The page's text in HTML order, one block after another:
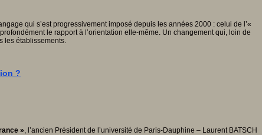
qui s’est progressivement imposé depuis les années 2000 : celui de l’«
le rapport à l’orientation elle-même. Un changement qui, loin de
les établissements.
?
», l’ancien Président de l’université de Paris-Dauphine – Laurent BATSCH